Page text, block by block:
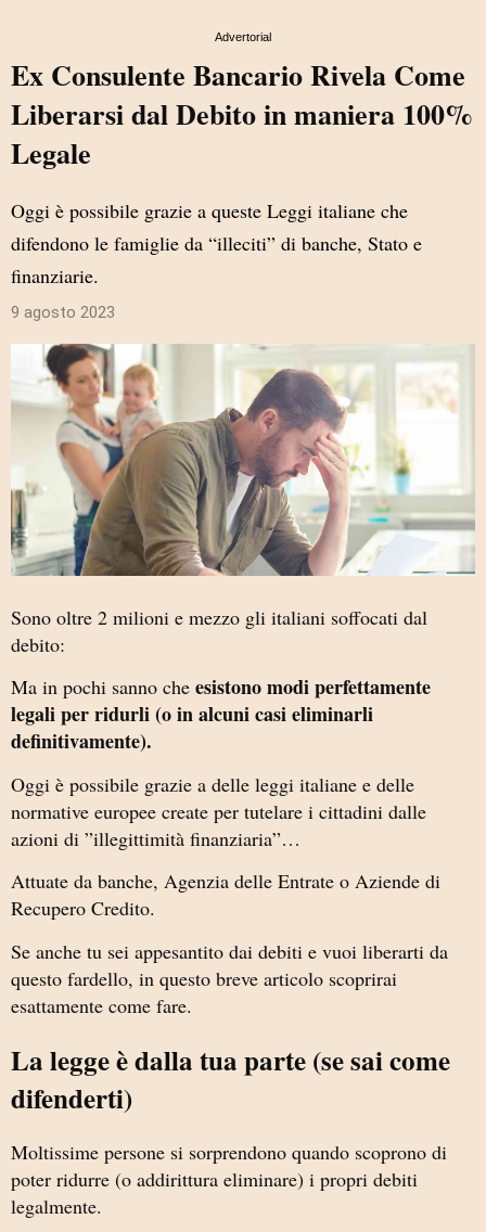
Advertorial
Ex Consulente Bancario Rivela Come
Liberarsi dal Debito in maniera 100%
Legale
Oggi è possibile grazie a queste Leggi italiane che
difendono le famiglie da “illeciti” di banche, Stato e
finanziarie.
9 agosto 2023
Sono oltre 2 milioni e mezzo gli italiani soffocati dal
debito:
Ma in pochi sanno che esistono modi perfettamente
legali per ridurli (o in alcuni casi eliminarli
definitivamente).
Oggi è possibile grazie a delle leggi italiane e delle
normative europee create per tutelare i cittadini dalle
azioni di ”illegittimità finanziaria”…
Attuate da banche, Agenzia delle Entrate o Aziende di
Recupero Credito.
Se anche tu sei appesantito dai debiti e vuoi liberarti da
questo fardello, in questo breve articolo scoprirai
esattamente come fare.
La legge è dalla tua parte (se sai come
difenderti)
Moltissime persone si sorprendono quando scoprono di
poter ridurre (o addirittura eliminare) i propri debiti
legalmente.